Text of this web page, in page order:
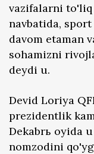
vazifalarni to'liq
navbatida,
davom etaman
sohamizni
deydi u.
Devid Loriya
prezidentlik
Dekabrь oyida
nomzodini